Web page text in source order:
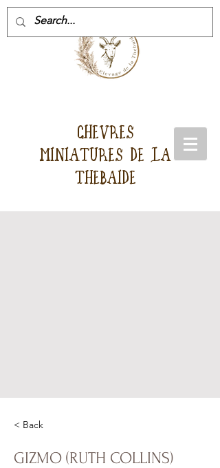
CHEVRES
MINIATURES DE LA
THEBAIDE
< Back
GIZMO (RUTH COLLINS)